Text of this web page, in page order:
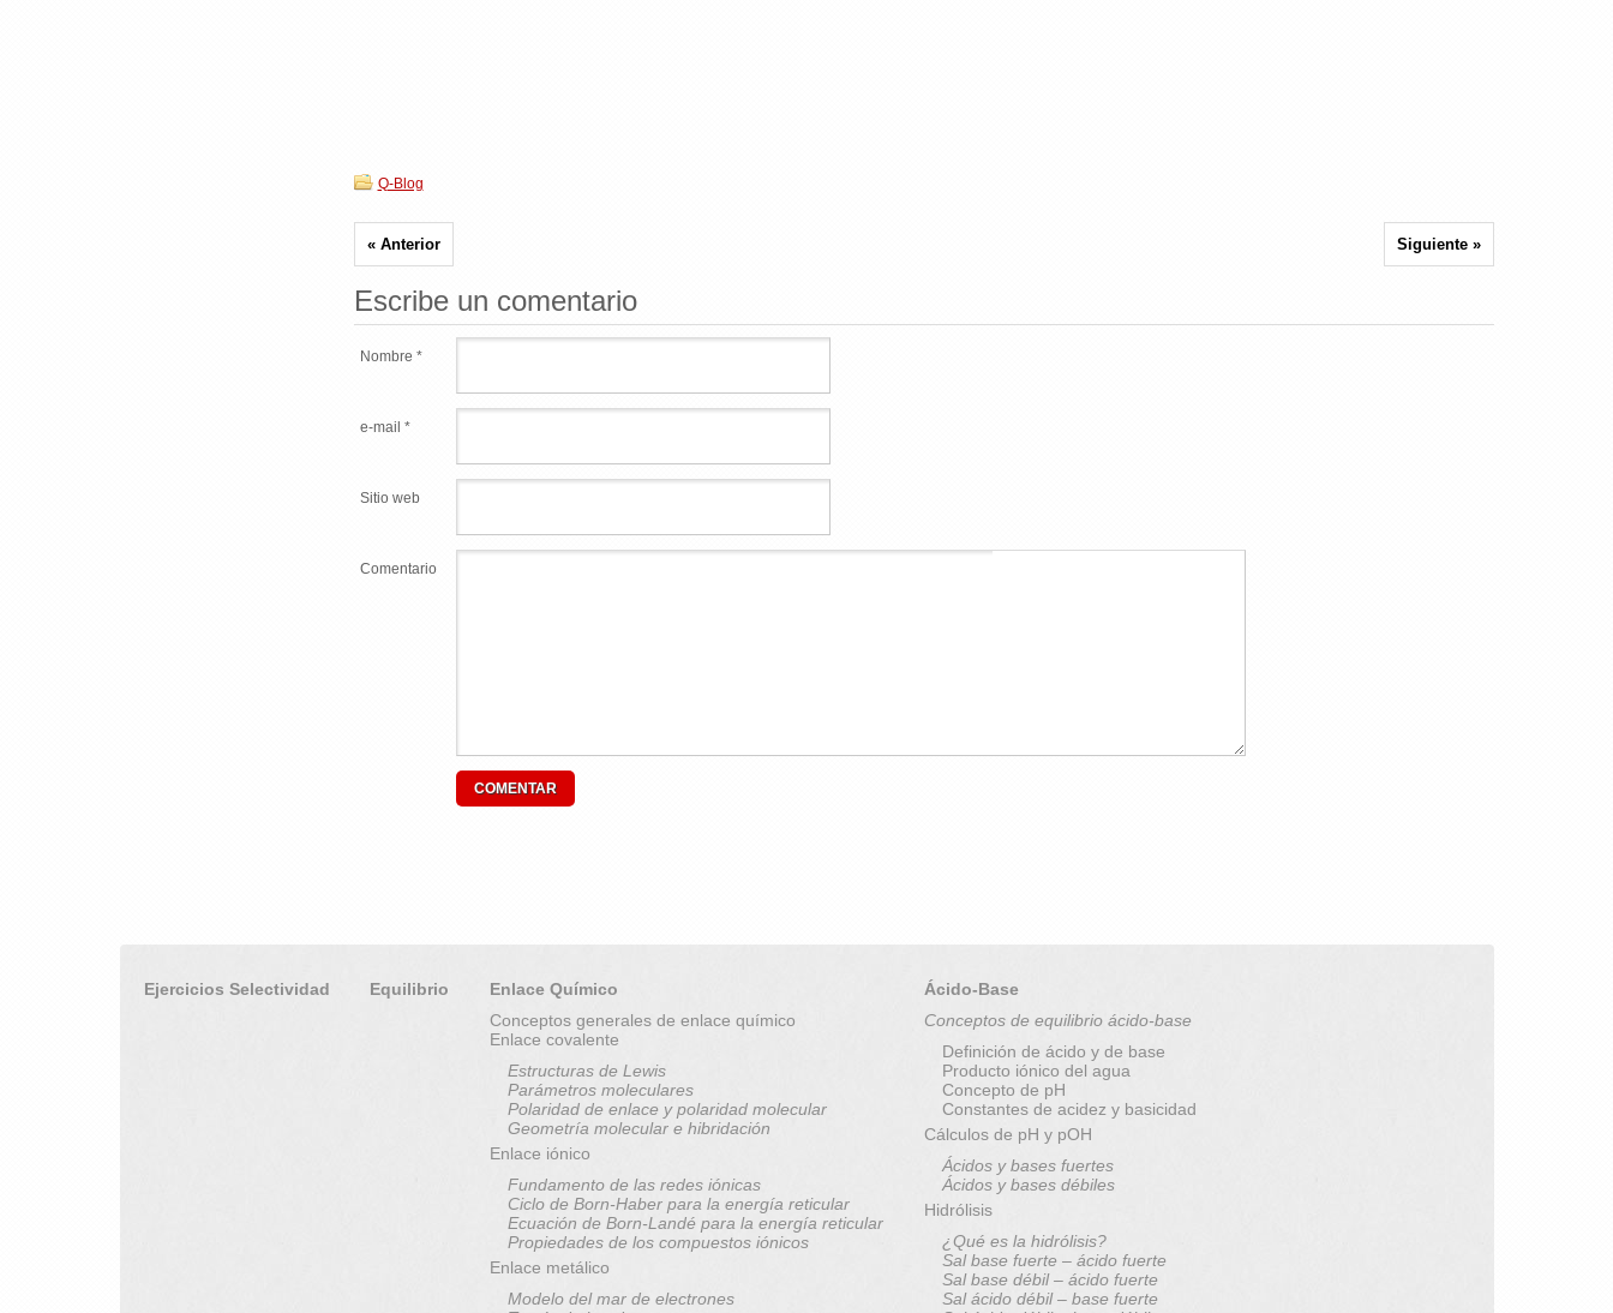
Q-Blog
« Anterior Siguiente »
Escribe un comentario
Nombre *
e-mail *
Sitio web
Comentario
Ejercicios Selectividad Equilibrio
Enlace Químico
Conceptos generales de enlace químico
Enlace covalente
Estructuras de Lewis
Parámetros moleculares
Polaridad de enlace y polaridad molecular
Geometría molecular e hibridación
Enlace iónico
Fundamento de las redes iónicas
Ciclo de Born-Haber para la energía reticular
Ecuación de Born-Landé para la energía reticular
Propiedades de los compuestos iónicos
Enlace metálico
Modelo del mar de electrones
Ácido-Base
Conceptos de equilibrio ácido-base
Definición de ácido y de base
Producto iónico del agua
Concepto de pH
Constantes de acidez y basicidad
Cálculos de pH y pOH
Ácidos y bases fuertes
Ácidos y bases débiles
Hidrólisis
¿Qué es la hidrólisis?
Sal base fuerte – ácido fuerte
Sal base débil – ácido fuerte
Sal ácido débil – base fuerte